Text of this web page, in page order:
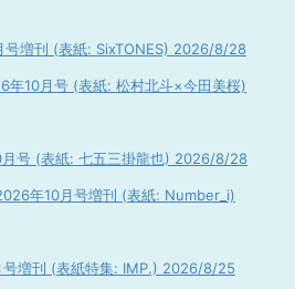
増刊 (表紙: SixTONES) 2026/8/28
年10月号 (表紙: 松村北斗×今田美桜)
号 (表紙: 七五三掛龍也) 2026/8/28
年10月号増刊 (表紙: Number_i)
増刊 (表紙特集: IMP.) 2026/8/25